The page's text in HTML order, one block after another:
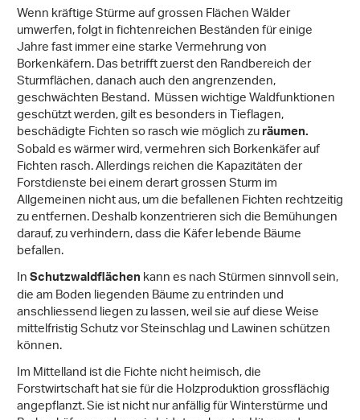
Wenn kräftige Stürme auf grossen Flächen Wälder
umwerfen, folgt in fichtenreichen Beständen für einige
Jahre fast immer eine starke Vermehrung von
Borkenkäfern. Das betrifft zuerst den Randbereich der
Sturmflächen, danach auch den angrenzenden,
geschwächten Bestand. Müssen wichtige Waldfunktionen
geschützt werden, gilt es besonders in Tieflagen,
beschädigte Fichten so rasch wie möglich zuräumen.
Sobald es wärmer wird, vermehren sich Borkenkäfer auf
Fichten rasch. Allerdings reichen die Kapazitäten der
Forstdienste bei einem derart grossen Sturm im
Allgemeinen nicht aus, um die befallenen Fichten rechtzeitig
zu entfernen. Deshalb konzentrieren sich die Bemühungen
darauf, zu verhindern, dass die Käfer lebende Bäume
befallen.
InSchutzwaldflächenkann es nach Stürmen sinnvoll sein,
die am Boden liegenden Bäume zu entrinden und
anschliessend liegen zu lassen, weil sie auf diese Weise
mittelfristig Schutz vor Steinschlag und Lawinen schützen
können.
Im Mittelland ist die Fichte nicht heimisch, die
Forstwirtschaft hat sie für die Holzproduktion grossflächig
angepflanzt. Sie ist nicht nur anfällig für Winterstürme und